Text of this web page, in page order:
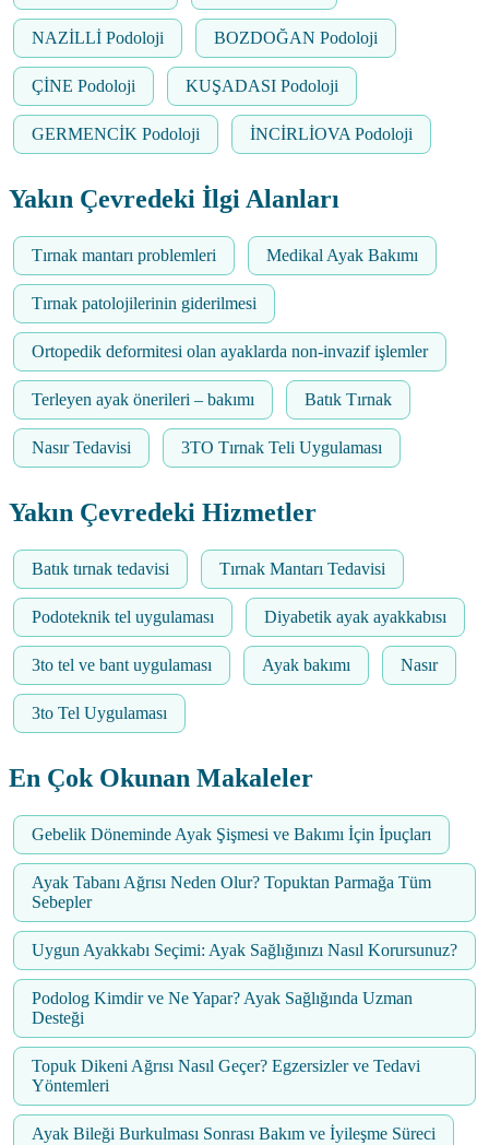
NAZİLLİ Podoloji BOZDOĞAN Podoloji
ÇİNE Podoloji KUŞADASI Podoloji
GERMENCİK Podoloji İNCİRLİOVA Podoloji
Yakın Çevredeki İlgi Alanları
Tırnak mantarı problemleri Medikal Ayak Bakımı
Tırnak patolojilerinin giderilmesi
Ortopedik deformitesi olan ayaklarda non-invazif işlemler
Terleyen ayak önerileri – bakımı Batık Tırnak
Nasır Tedavisi 3TO Tırnak Teli Uygulaması
Yakın Çevredeki Hizmetler
Batık tırnak tedavisi Tırnak Mantarı Tedavisi
Podoteknik tel uygulaması Diyabetik ayak ayakkabısı
3to tel ve bant uygulaması Ayak bakımı Nasır
3to Tel Uygulaması
En Çok Okunan Makaleler
Gebelik Döneminde Ayak Şişmesi ve Bakımı İçin İpuçları
Ayak Tabanı Ağrısı Neden Olur? Topuktan Parmağa Tüm
Sebepler
Uygun Ayakkabı Seçimi: Ayak Sağlığınızı Nasıl Korursunuz?
Podolog Kimdir ve Ne Yapar? Ayak Sağlığında Uzman
Desteği
Topuk Dikeni Ağrısı Nasıl Geçer? Egzersizler ve Tedavi
Yöntemleri
Ayak Bileği Burkulması Sonrası Bakım ve İyileşme Süreci